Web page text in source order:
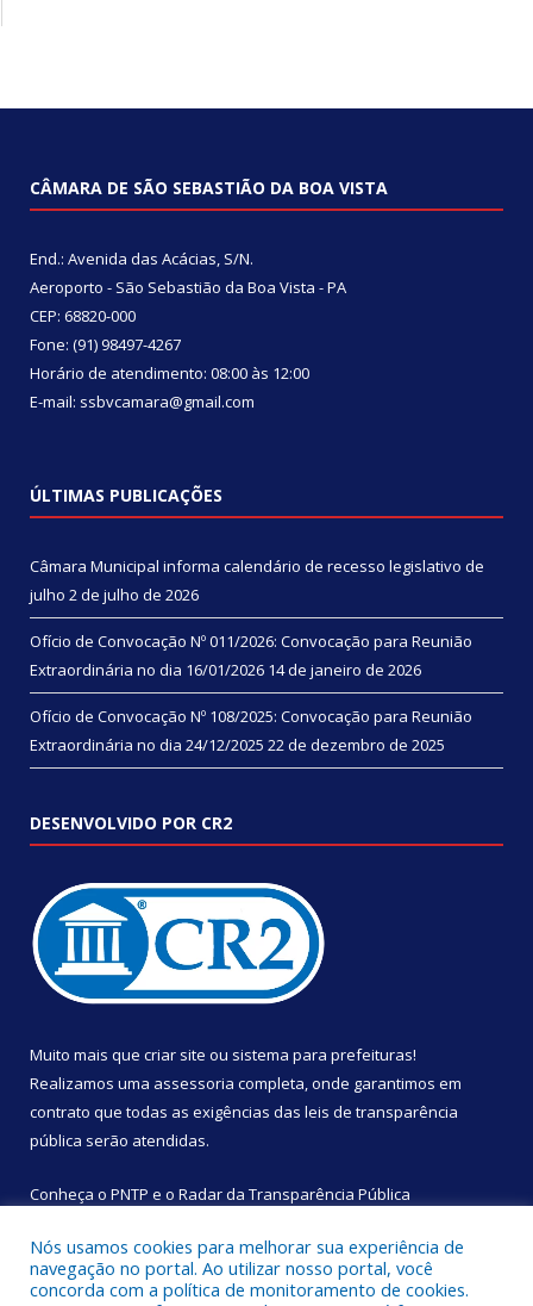
CÂMARA DE SÃO SEBASTIÃO DA BOA VISTA
End.: Avenida das Acácias, S/N.
Aeroporto - São Sebastião da Boa Vista - PA
CEP: 68820-000
Fone: (91) 98497-4267
Horário de atendimento: 08:00 às 12:00
E-mail: ssbvcamara@gmail.com
ÚLTIMAS PUBLICAÇÕES
Câmara Municipal informa calendário de recesso legislativo de
julho 2 de julho de 2026
Ofício de Convocação Nº 011/2026: Convocação para Reunião
Extraordinária no dia 16/01/2026 14 de janeiro de 2026
Ofício de Convocação Nº 108/2025: Convocação para Reunião
Extraordinária no dia 24/12/2025 22 de dezembro de 2025
DESENVOLVIDO POR CR2
Muito mais que criar site ou sistema para prefeituras!
Realizamos uma assessoria completa, onde garantimos em
contrato que todas as exigências das leis de transparência
pública serão atendidas.
Conheça o PNTP e o Radar da Transparência Pública
Nós usamos cookies para melhorar sua experiência de
navegação no portal. Ao utilizar nosso portal, você
concorda com a política de monitoramento de cookies.